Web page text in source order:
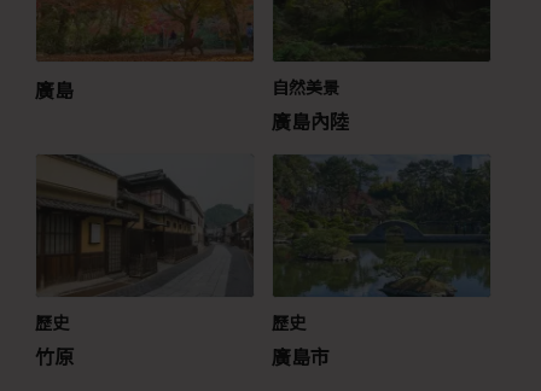
廣島 自然美景
廣島內陸
歷史
竹原
歷史
廣島市